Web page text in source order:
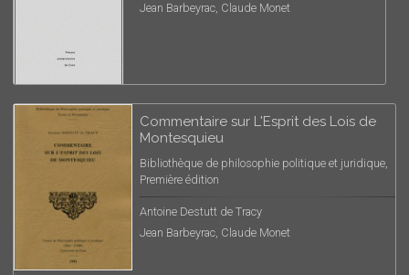
Jean Barbeyrac, Claude Monet
Commentaire sur L'Esprit des Lois de
Montesquieu
Bibliothèque de philosophie politique et juridique,
Première édition
Antoine Destutt de Tracy
Jean Barbeyrac, Claude Monet